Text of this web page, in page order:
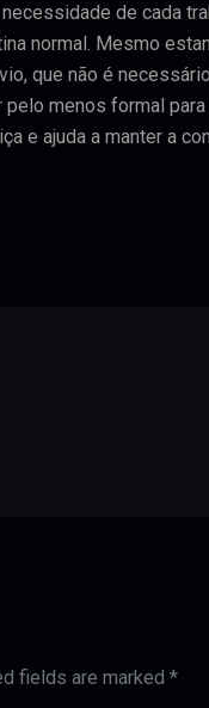
de cada
normal. Mesmo
que não é
menos formal
e ajuda a manter a
fields are marked *